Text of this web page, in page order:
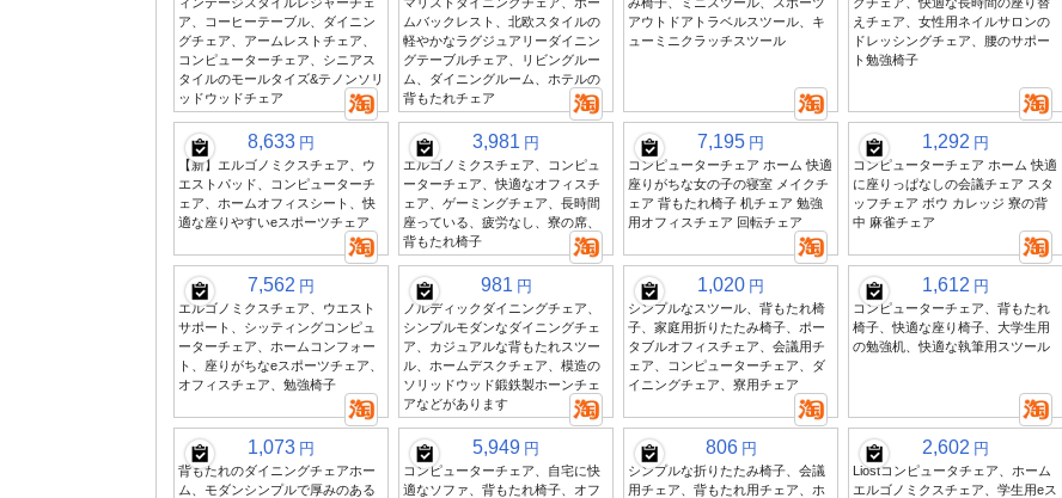
ア、コーヒーテーブル、ダイニン
グチェア、アームレストチェア、
コンピューターチェア、シニアス
タイルのモールタイズ&テノンソリ
ッドウッドチェア
ムバックレスト、北欧スタイルの
軽やかなラグジュアリーダイニン
グテーブルチェア、リビングルー
ム、ダイニングルーム、ホテルの
背もたれチェア
アウトドアトラベルスツール、キ
ューミニクラッチスツール
えチェア、女性用ネイルサロンの
ドレッシングチェア、腰のサポー
ト勉強椅子
8,633 円
【新】エルゴノミクスチェア、ウ
エストパッド、コンピューターチ
ェア、ホームオフィスシート、快
適な座りやすいeスポーツチェア
3,981 円
エルゴノミクスチェア、コンピュ
ーターチェア、快適なオフィスチ
ェア、ゲーミングチェア、長時間
座っている、疲労なし、寮の席、
背もたれ椅子
7,195 円
コンピューターチェア ホーム 快適
座りがちな女の子の寝室 メイクチ
ェア 背もたれ椅子 机チェア 勉強
用オフィスチェア 回転チェア
1,292 円
コンピューターチェア ホーム 快適
に座りっぱなしの会議チェア スタ
ッフチェア ボウ カレッジ 寮の背
中 麻雀チェア
7,562 円
エルゴノミクスチェア、ウエスト
サポート、シッティングコンピュ
ーターチェア、ホームコンフォー
ト、座りがちなeスポーツチェア、
オフィスチェア、勉強椅子
981 円
ノルディックダイニングチェア、
シンプルモダンなダイニングチェ
ア、カジュアルな背もたれスツー
ル、ホームデスクチェア、模造の
ソリッドウッド鍛鉄製ホーンチェ
アなどがあります
1,020 円
シンプルなスツール、背もたれ椅
子、家庭用折りたたみ椅子、ポー
タブルオフィスチェア、会議用チ
ェア、コンピューターチェア、ダ
イニングチェア、寮用チェア
1,612 円
コンピューターチェア、背もたれ
椅子、快適な座り椅子、大学生用
の勉強机、快適な執筆用スツール
1,073 円
背もたれのダイニングチェアホー
ム、モダンシンプルで厚みのある
5,949 円
コンピューターチェア、自宅に快
適なソファ、背もたれ椅子、オフ
806 円
シンプルな折りたたみ椅子、会議
用チェア、背もたれ用チェア、ホ
2,602 円
Liostコンピュータチェア、ホーム
エルゴノミクスチェア、学生用eス